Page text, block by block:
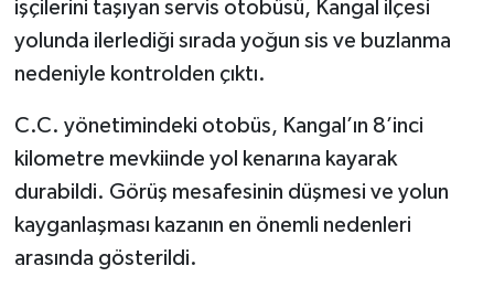
işçilerini taşıyan servis otobüsü, Kangal ilçesi
yolunda ilerlediği sırada yoğun sis ve buzlanma
nedeniyle kontrolden çıktı.
C.C. yönetimindeki otobüs, Kangal’ın 8’inci
kilometre mevkiinde yol kenarına kayarak
durabildi. Görüş mesafesinin düşmesi ve yolun
kayganlaşması kazanın en önemli nedenleri
arasında gösterildi.